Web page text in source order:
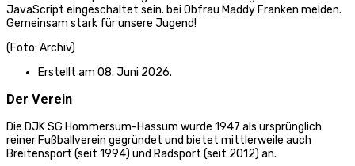
JavaScript eingeschaltet sein. bei Obfrau Maddy Franken melden.
Gemeinsam stark für unsere Jugend!
(Foto: Archiv)
Erstellt am 08. Juni 2026.
Der Verein
Die DJK SG Hommersum-Hassum wurde 1947 als ursprünglich
reiner Fußballverein gegründet und bietet mittlerweile auch
Breitensport (seit 1994) und Radsport (seit 2012) an.